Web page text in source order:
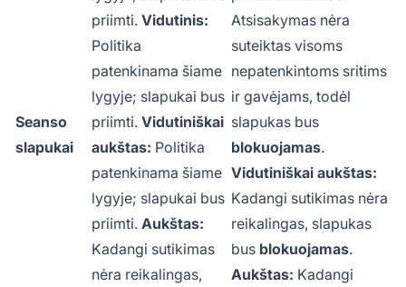
Seanso
slapukai
priimti. Vidutinis:
Politika
patenkinama šiame
lygyje; slapukai bus
priimti. Vidutiniškai
aukštas: Politika
patenkinama šiame
lygyje; slapukai bus
priimti. Aukštas:
Kadangi sutikimas
nėra reikalingas,
Atsisakymas nėra
suteiktas visoms
nepatenkintoms sritims
ir gavėjams, todėl
slapukas bus
blokuojamas.
Vidutiniškai aukštas:
Kadangi sutikimas nėra
reikalingas, slapukas
bus blokuojamas.
Aukštas: Kadangi